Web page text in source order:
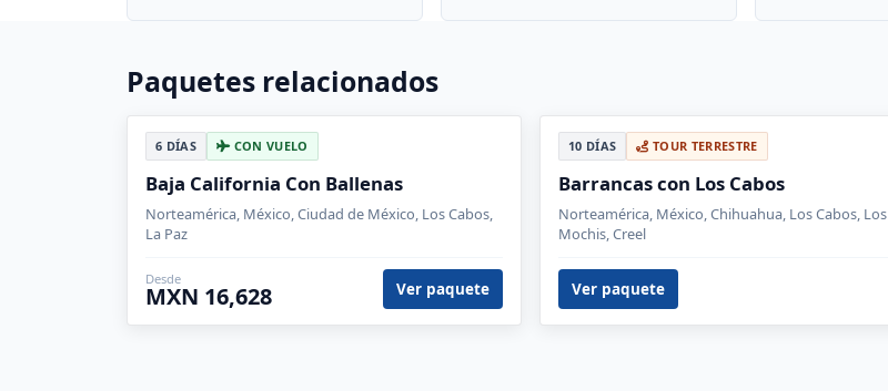
Paquetes relacionados
6 DÍAS CON VUELO
Baja California Con Ballenas
Norteamérica, México, Ciudad de México, Los Cabos,
La Paz
Desde
MXN 16,628 Ver paquete
10 DÍAS TOUR TERRESTRE
Barrancas con Los Cabos
Norteamérica, México, Chihuahua, Los Cabos, Los
Mochis, Creel
Ver paquete